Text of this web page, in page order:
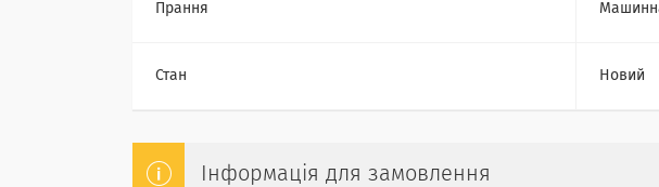
Прання
Стан Новий
Інформація для замовлення